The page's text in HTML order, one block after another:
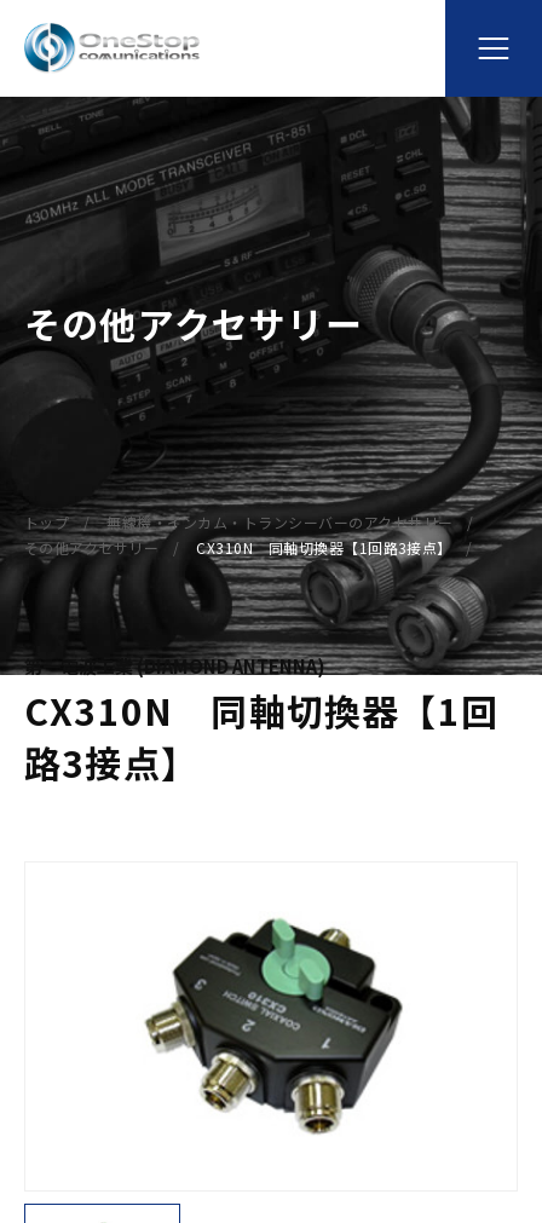
その他アクセサリー
トップ
無線機・インカム・トランシーバーのアクセサリー
その他アクセサリー
CX310N 同軸切換器【1回路3接点】
第一電波工業 (DIAMOND ANTENNA)
CX310N 同軸切換器【1回
路3接点】